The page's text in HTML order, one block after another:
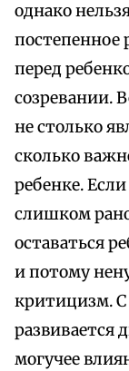
однако
постепенное
перед
созревании.
не столько
сколько
ребенке.
слишком
оставаться
и потому
критицизм. С
развивается
могучее